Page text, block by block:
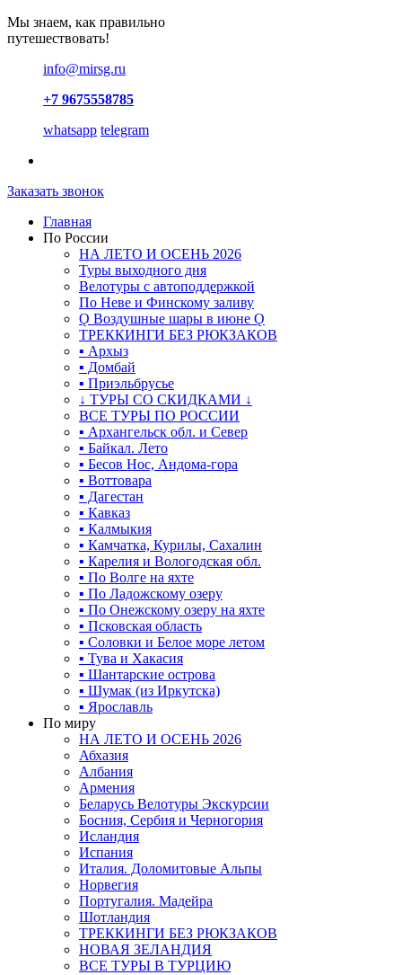
Мы знаем, как правильно
путешествовать!
info@mirsg.ru
+7 9675558785
whatsapp telegram
Заказать звонок
Главная
По России
НА ЛЕТО И ОСЕНЬ 2026
Туры выходного дня
Велотуры с автоподдержкой
По Неве и Финскому заливу
Ǫ Воздушные шары в июне Ǫ
ТРЕККИНГИ БЕЗ РЮКЗАКОВ
▪ Архыз
▪ Домбай
▪ Приэльбрусье
↓ ТУРЫ СО СКИДКАМИ ↓
ВСЕ ТУРЫ ПО РОССИИ
▪ Архангельск обл. и Север
▪ Байкал. Лето
▪ Бесов Нос, Андома-гора
▪ Воттовара
▪ Дагестан
▪ Кавказ
▪ Калмыкия
▪ Камчатка, Курилы, Сахалин
▪ Карелия и Вологодская обл.
▪ По Волге на яхте
▪ По Ладожскому озеру
▪ По Онежскому озеру на яхте
▪ Псковская область
▪ Соловки и Белое море летом
▪ Тува и Хакасия
▪ Шантарские острова
▪ Шумак (из Иркутска)
▪ Ярославль
По миру
НА ЛЕТО И ОСЕНЬ 2026
Абхазия
Албания
Армения
Беларусь Велотуры Экскурсии
Босния, Сербия и Черногория
Исландия
Испания
Италия. Доломитовые Альпы
Норвегия
Португалия. Мадейра
Шотландия
ТРЕККИНГИ БЕЗ РЮКЗАКОВ
НОВАЯ ЗЕЛАНДИЯ
ВСЕ ТУРЫ В ТУРЦИЮ